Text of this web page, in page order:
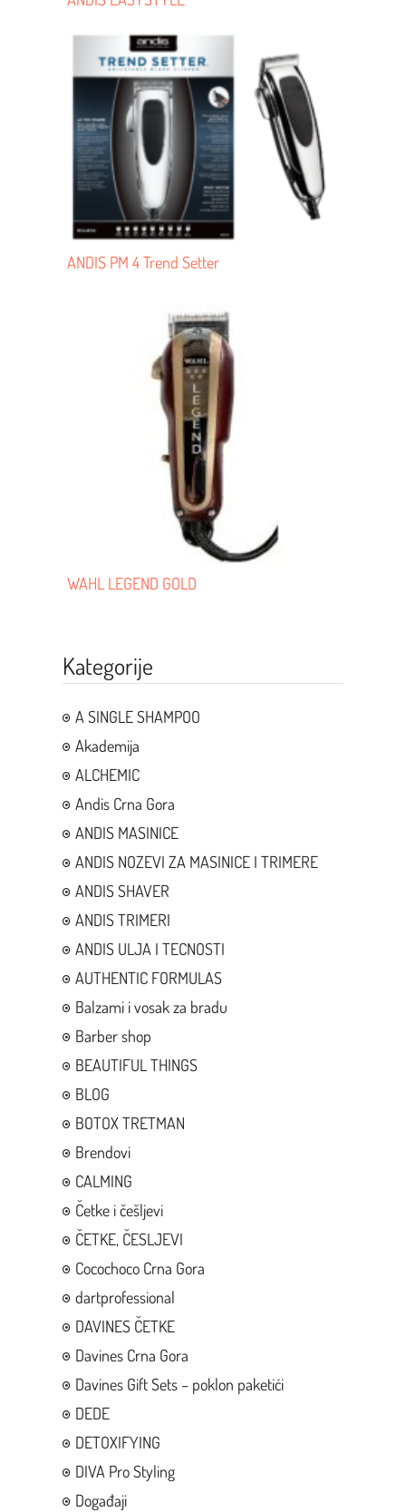
ANDIS PM 4 Trend Setter
WAHL LEGEND GOLD
Kategorije
A SINGLE SHAMPOO
Akademija
ALCHEMIC
Andis Crna Gora
ANDIS MASINICE
ANDIS NOZEVI ZA MASINICE I TRIMERE
ANDIS SHAVER
ANDIS TRIMERI
ANDIS ULJA I TECNOSTI
AUTHENTIC FORMULAS
Balzami i vosak za bradu
Barber shop
BEAUTIFUL THINGS
BLOG
BOTOX TRETMAN
Brendovi
CALMING
Četke i češljevi
ČETKE, ČESLJEVI
Cocochoco Crna Gora
dartprofessional
DAVINES ČETKE
Davines Crna Gora
Davines Gift Sets – poklon paketići
DEDE
DETOXIFYING
DIVA Pro Styling
Događaji